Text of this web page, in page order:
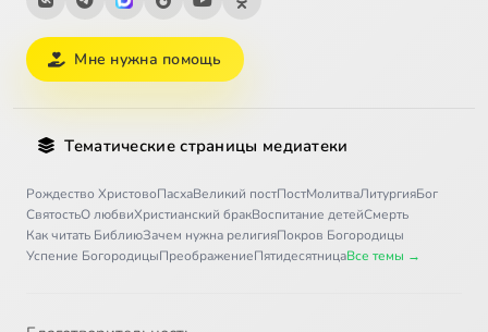
Мне нужна помощь
Тематические страницы медиатеки
Рождество ХристовоПасхаВеликий постПостМолитваЛитургияБог
СвятостьО любвиХристианский бракВоспитание детейСмерть
Как читать БиблиюЗачем нужна религияПокров Богородицы
Успение БогородицыПреображениеПятидесятницаВсе темы →